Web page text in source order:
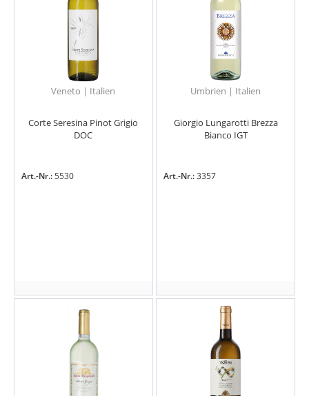
Veneto | Italien
Corte Seresina Pinot Grigio
DOC
Art.-Nr.:5530
Umbrien | Italien
Giorgio Lungarotti Brezza
Bianco IGT
Art.-Nr.:3357